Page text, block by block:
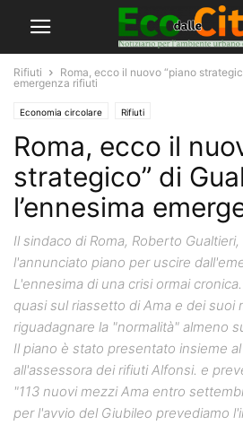
Rifiuti
Roma, ecco il nuovo “piano
emergenza rifiuti
Economia circolare Rifiuti
Roma, ecco il
strategico” di
l’ennesima
Il sindaco di Roma, Roberto
l'annunciato piano per uscire
L'ennesima di una crisi ormai
quasi sul riassetto di Ama e dei suoi
riguadagnare la "normalità" almeno
Il piano è stato presentato insieme
all'assessora dei rifiuti Alfonsi. e
"113 nuovi mezzi Ama entro
per l'avvio del Giubileo prevediamo